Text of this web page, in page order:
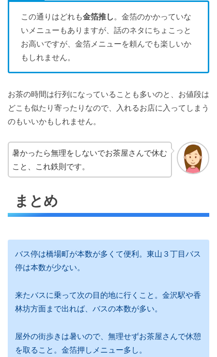
この通りはどれも金箔推し 。金箔のかかっていな
いメニューもありますが、話のネタにちょこっと
お高いですが、金箔メニューを頼んでも楽しいか
もしれません。
お茶の時間は行列になっていることも多いのと、お値段は
どこも似たり寄ったりなので、入れるお店に入ってしまう
のもいいかもしれません。
暑かったら無理をしないでお茶屋さんで休む
こと、これ鉄則です。
まとめ
バス停は橋場町が本数が多くて便利。東山３丁目バス
停は本数が少ない。
来たバスに乗って次の目的地に行くこと。金沢駅や香
林坊方面まで出れば、バスの本数が多い。
屋外の街歩きは暑いので、無理せずお茶屋さんで休憩
を取ること。金箔押しメニュー多し。